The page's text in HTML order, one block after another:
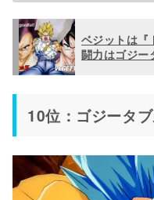
ベジットは『
闘力はゴジー
10位：ゴジータ